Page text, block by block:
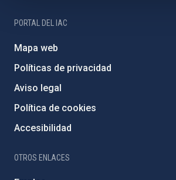
PORTAL DEL IAC
Mapa web
Políticas de privacidad
Aviso legal
Política de cookies
Accesibilidad
OTROS ENLACES